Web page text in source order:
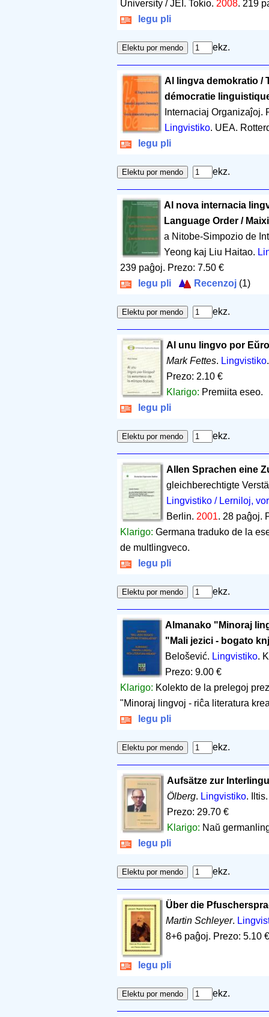
University / JEI. Tokio. 2008. 219
legu pli
ekz.
Al lingva demokratio /
démocratie
Internaciaj Organizaĵoj.
Lingvistiko. UEA.
legu pli
ekz.
Al nova internacia
Language Order /
a Nitobe-Simpozio de
Yeong kaj Liu Haitao.
239 paĝoj. Prezo: 7.50 €
legu pli
Recenzoj (1)
ekz.
Al unu lingvo por
Mark Fettes. Lingvistiko
Prezo: 2.10 €
Klarigo: Premiita eseo.
legu pli
ekz.
Allen Sprachen eine
gleichberechtigte
Lingvistiko / Lerniloj,
Berlin. 2001. 28 paĝoj.
Klarigo: Germana traduko de la
de multlingveco.
legu pli
ekz.
Almanako "Minoraj
"Mali jezici - bogato
Belošević. Lingvistiko.
Prezo: 9.00 €
Klarigo: Kolekto de la prelegoj
"Minoraj lingvoj - riĉa literatura
legu pli
ekz.
Aufsätze zur
Ölberg. Lingvistiko.
Prezo: 29.70 €
Klarigo: Naŭ
legu pli
ekz.
Über die
Martin Schleyer.
8+6 paĝoj. Prezo: 5.10 €
legu pli
ekz.